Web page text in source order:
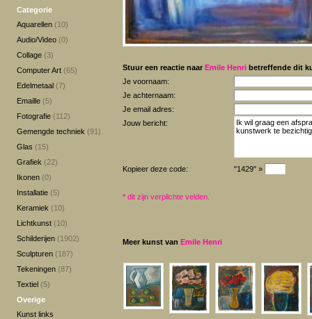
Categorie
Aquarellen (10)
Audio/Video (0)
Collage (3)
Computer Art (65)
Edelmetaal (7)
Emaille (5)
Fotografie (112)
Gemengde techniek (91)
Glas (15)
Grafiek (22)
Ikonen (0)
Installatie (5)
Keramiek (10)
Lichtkunst (10)
Schilderijen (1902)
Sculpturen (187)
Tekeningen (87)
Textiel (5)
Overige
Kunst links
Stuur een reactie naar Emile Henri betreffende dit
Je voornaam:
Je achternaam:
Je email adres:
Jouw bericht:
Kopieer deze code: "1429" »
* dit zijn verplichte velden.
Meer kunst van Emile Henri